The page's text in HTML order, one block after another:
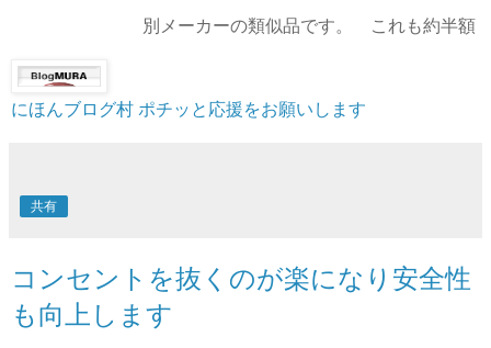
別メーカーの類似品です。 これも約半額
にほんブログ村 ポチッと応援をお願いします
共有
コンセントを抜くのが楽になり安全性
も向上します